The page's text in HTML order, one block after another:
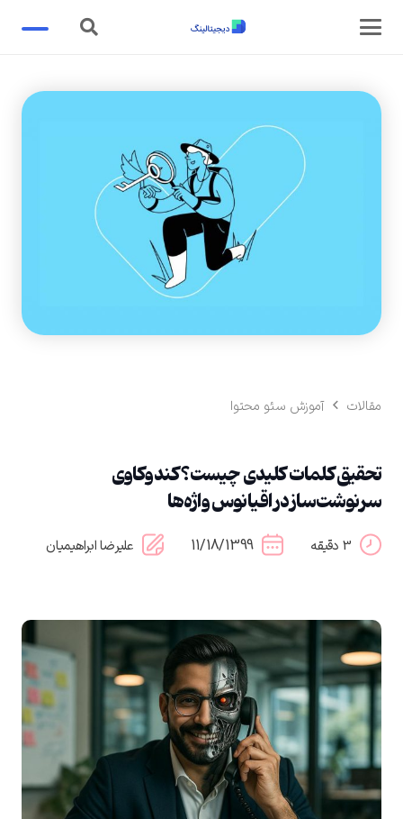
مقالات آموزش سئو محتوا
تحقیق کلمات کلیدی چیست؟ کندوکاوی
سرنوشت‌ساز در اقیانوس واژه‌ها
3 دقیقه 11/18/1399 علیرضا ابراهیمیان